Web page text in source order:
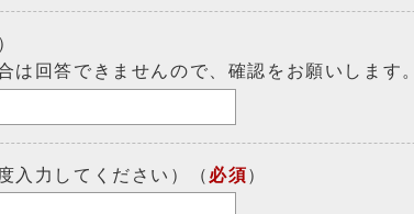
）
回答できませんので、確認をお願いします。
入力してください）（ 必須）